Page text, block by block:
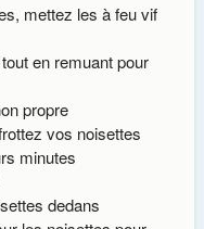
mettez les à feu vif
en remuant pour
propre
vos noisettes
minutes
dedans